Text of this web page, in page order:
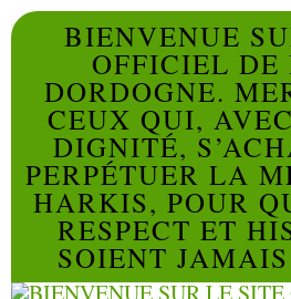
BIENVENUE
OFFICIEL DE
DORDOGNE.
CEUX QUI,
DIGNITÉ,
PERPÉTUER LA
HARKIS, POUR
RESPECT ET
SOIENT